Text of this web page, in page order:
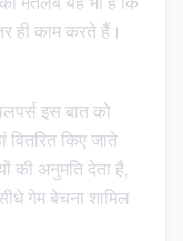
ही काम करते हैं।
इस बात को
किए जाते
की अनुमति देता है,
गेम बेचना शामिल